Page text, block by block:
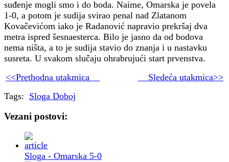
suđenje mogli smo i do boda. Naime, Omarska je povela
1-0, a potom je sudija svirao penal nad Zlatanom
Kovačevićom iako je Radanović napravio prekršaj dva
metra ispred šesnaesterca. Bilo je jasno da od bodova
nema ništa, a to je sudija stavio do znanja i u nastavku
susreta. U svakom slučaju ohrabrujući start prvenstva.
<<Prethodna utakmica
Sledeća utakmica>>
Tags: Sloga Doboj
Vezani postovi:
Sloga - Omarska 5-0